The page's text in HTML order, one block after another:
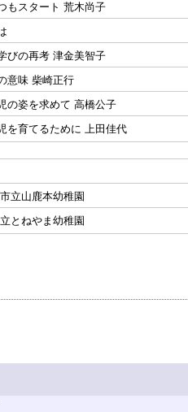
もスタート 荒木尚子
びの再考 津金美智子
意味 柴崎正行
の姿を求めて 高橋公子
を育てるために 上田佳代
立山鹿本幼稚園
とねやま幼稚園